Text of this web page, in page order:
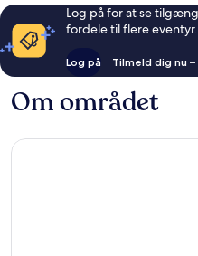
Log på for at se
fordele til flere eventyr.
Log på Tilmeld dig nu
Om området